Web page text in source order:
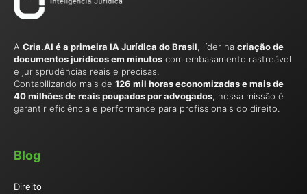
A Cria.AI é a primeira IA Jurídica do Brasil, líder na criação de
documentos jurídicos em minutos com embasamento rastreável
e jurisprudências reais e precisas.
Contabilizando mais de 126 mil horas economizadas e mais de
40 milhões de reais poupados por advogados, nossa missão é
garantir eficiência e performance para profissionais do direito.
Blog
Direito